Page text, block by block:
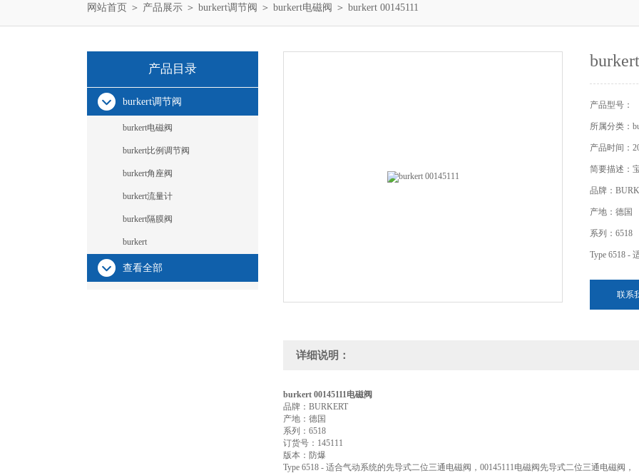
网站首页 ＞ 产品展示 ＞ burkert调节阀 ＞ burkert电磁阀 ＞ burkert 00145111
产品目录
burkert调节阀
burkert电磁阀
burkert比例调节阀
burkert角座阀
burkert流量计
burkert隔膜阀
burkert
查看全部
产品型号：
所属分类：
产品时间：
简要描述：
品牌：
产地：德国
系列：6518
Type 6518 -
联系
详细说明：
burkert 00145111电磁阀
品牌：BURKERT
产地：德国
系列：6518
订货号：145111
版本：防爆
Type 6518 - 适合气动系统的先导式二位三通电磁阀，00145111电磁阀先导式二位三通电磁阀，